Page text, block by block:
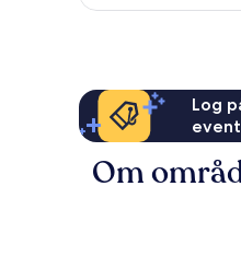
anmeldelser
Log
Om